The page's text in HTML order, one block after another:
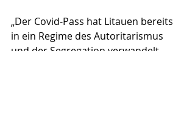
„Der Covid-Pass hat Litauen bereits
in ein Regime des Autoritarismus
und der Segregation verwandelt.